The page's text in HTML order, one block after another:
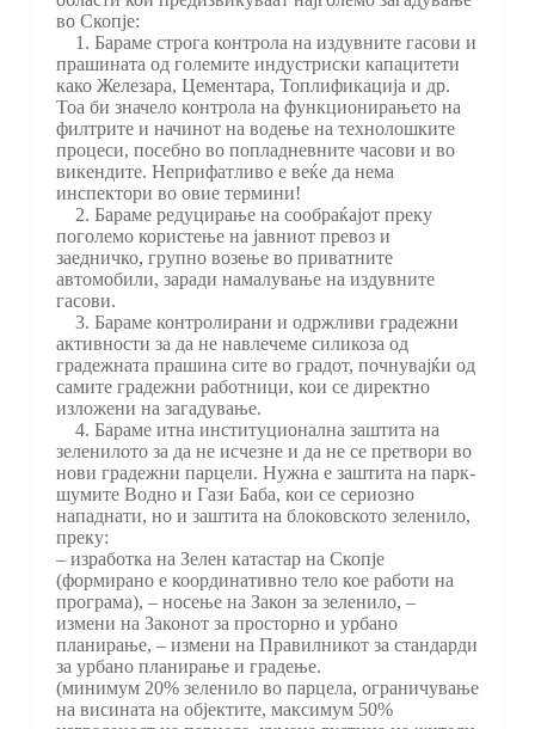
во Скопје:
1. Бараме строга контрола на издувните гасови и
прашината од големите индустриски капацитети
како Железара, Цементара, Топлификација и др.
Тоа би значело контрола на функционирањето на
филтрите и начинот на водење на технолошките
процеси, посебно во попладневните часови и во
викендите. Неприфатливо е веќе да нема
инспектори во овие термини!
2. Бараме редуцирање на сообраќајот преку
поголемо користење на јавниот превоз и
заедничко, групно возење во приватните
автомобили, заради намалување на издувните
гасови.
3. Бараме контролирани и одржливи градежни
активности за да не навлечеме силикоза од
градежната прашина сите во градот, почнувајќи од
самите градежни работници, кои се директно
изложени на загадување.
4. Бараме итна институционална заштита на
зеленилото за да не исчезне и да не се претвори во
нови градежни парцели. Нужна е заштита на парк-
шумите Водно и Гази Баба, кои се сериозно
нападнати, но и заштита на блоковското зеленило,
преку:
– изработка на Зелен катастар на Скопје
(формирано е координативно тело кое работи на
програма), – носење на Закон за зеленило, –
измени на Законот за просторно и урбано
планирање, – измени на Правилникот за стандарди
за урбано планирање и градење.
(минимум 20% зеленило во парцела, ограничување
на висината на објектите, максимум 50%